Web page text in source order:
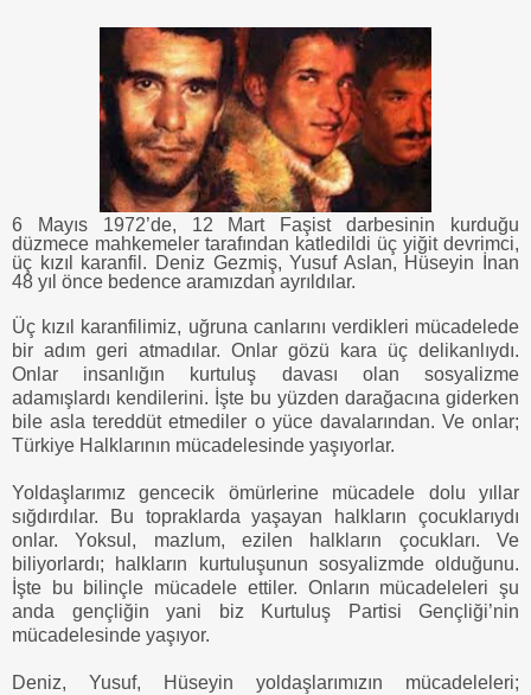
6 Mayıs 1972’de, 12 Mart Faşist darbesinin kurduğu
düzmece mahkemeler tarafından katledildi üç yiğit devrimci,
üç kızıl karanfil. Deniz Gezmiş, Yusuf Aslan, Hüseyin İnan
48 yıl önce bedence aramızdan ayrıldılar.
Üç kızıl karanfilimiz, uğruna canlarını verdikleri mücadelede
bir adım geri atmadılar. Onlar gözü kara üç delikanlıydı.
Onlar insanlığın kurtuluş davası olan sosyalizme
adamışlardı kendilerini. İşte bu yüzden darağacına giderken
bile asla tereddüt etmediler o yüce davalarından. Ve onlar;
Türkiye Halklarının mücadelesinde yaşıyorlar.
Yoldaşlarımız gencecik ömürlerine mücadele dolu yıllar
sığdırdılar. Bu topraklarda yaşayan halkların çocuklarıydı
onlar. Yoksul, mazlum, ezilen halkların çocukları. Ve
biliyorlardı; halkların kurtuluşunun sosyalizmde olduğunu.
İşte bu bilinçle mücadele ettiler. Onların mücadeleleri şu
anda gençliğin yani biz Kurtuluş Partisi Gençliği’nin
mücadelesinde yaşıyor.
Deniz, Yusuf, Hüseyin yoldaşlarımızın mücadeleleri;